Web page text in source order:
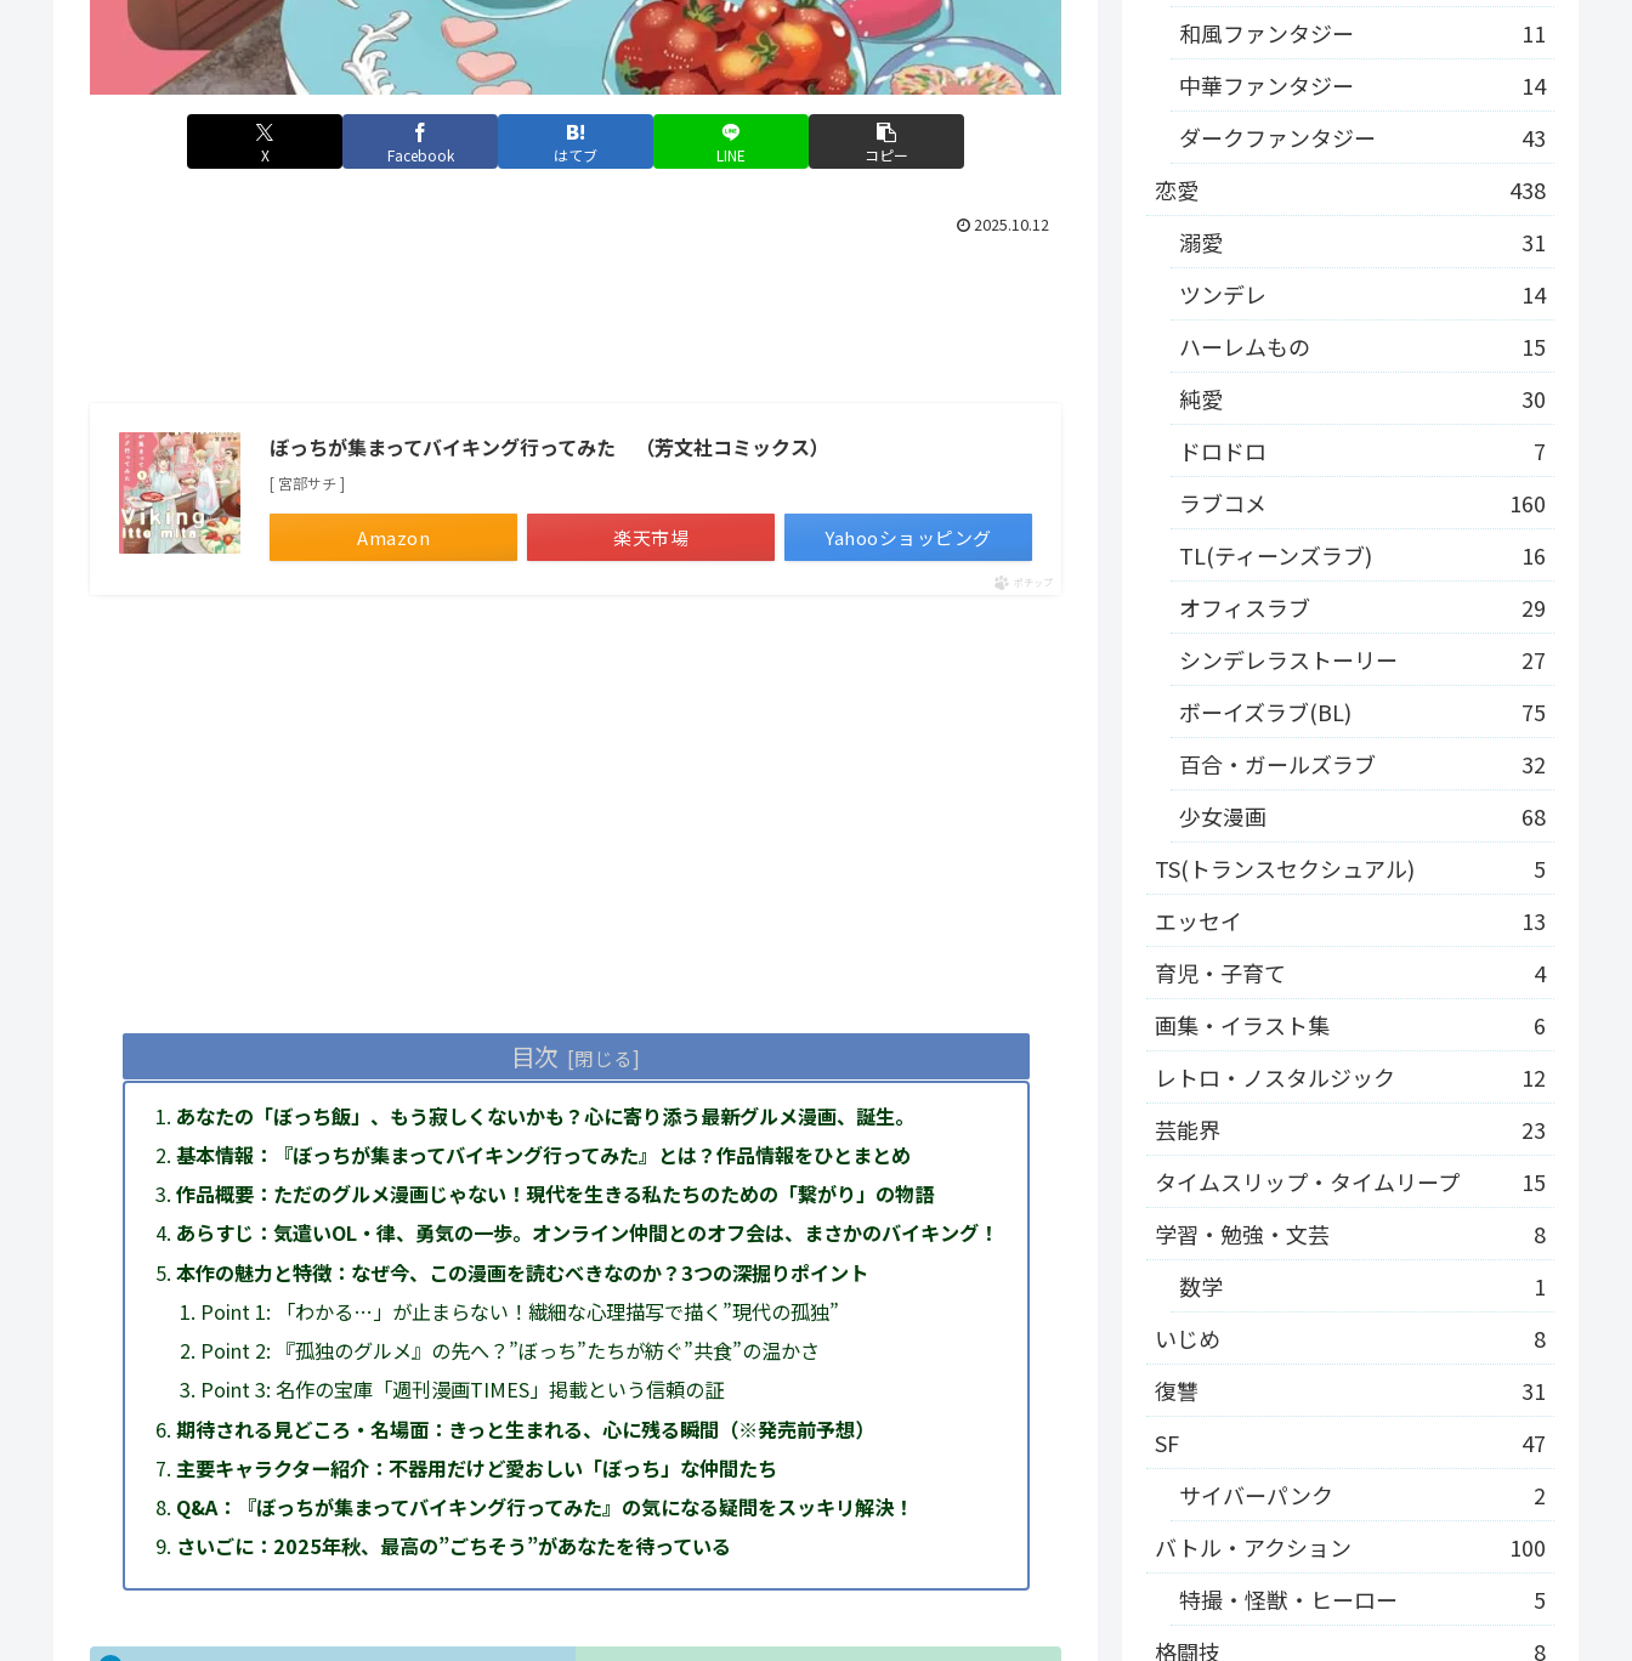
X Facebook はてブ LINE コピー
2025.10.12
ぼっちが集まってバイキング行ってみた （芳文社コミックス）
[ 宮部サチ ]
Amazon 楽天市場 Yahooショッピング
ポチップ
目次
あなたの「ぼっち飯」、もう寂しくないかも？心に寄り添う最新グルメ漫画、誕生。
基本情報：『ぼっちが集まってバイキング行ってみた』とは？作品情報をひとまとめ
作品概要：ただのグルメ漫画じゃない！現代を生きる私たちのための「繋がり」の物語
あらすじ：気遣いOL・律、勇気の一歩。オンライン仲間とのオフ会は、まさかのバイキング！
本作の魅力と特徴：なぜ今、この漫画を読むべきなのか？3つの深掘りポイント
Point 1: 「わかる…」が止まらない！繊細な心理描写で描く”現代の孤独”
Point 2: 『孤独のグルメ』の先へ？”ぼっち”たちが紡ぐ”共食”の温かさ
Point 3: 名作の宝庫「週刊漫画TIMES」掲載という信頼の証
期待される見どころ・名場面：きっと生まれる、心に残る瞬間（※発売前予想）
主要キャラクター紹介：不器用だけど愛おしい「ぼっち」な仲間たち
Q&A：『ぼっちが集まってバイキング行ってみた』の気になる疑問をスッキリ解決！
さいごに：2025年秋、最高の”ごちそう”があなたを待っている
和風ファンタジー
11
中華ファンタジー
14
ダークファンタジー
43
恋愛
438
溺愛
31
ツンデレ
14
ハーレムもの
15
純愛
30
ドロドロ
7
ラブコメ
160
TL(ティーンズラブ)
16
オフィスラブ
29
シンデレラストーリー
27
ボーイズラブ(BL)
75
百合・ガールズラブ
32
少女漫画
68
TS(トランスセクシュアル)
5
エッセイ
13
育児・子育て
4
画集・イラスト集
6
レトロ・ノスタルジック
12
芸能界
23
タイムスリップ・タイムリープ
15
学習・勉強・文芸
8
数学
1
いじめ
8
復讐
31
SF
47
サイバーパンク
2
バトル・アクション
100
特撮・怪獣・ヒーロー
5
格闘技
8